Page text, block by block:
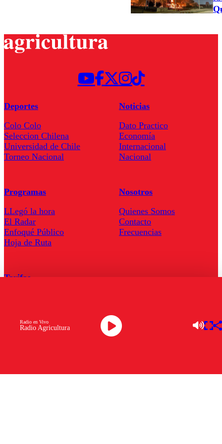
Radio Agricultura
Radio en Vivo
Deportes
Colo Colo
Seleccion Chilena
Universidad de Chile
Torneo Nacional
Noticias
Dato Practico
Economía
Internacional
Nacional
Programas
LLegó la hora
El Radar
Enfoqué Público
Hoja de Ruta
Nosotros
Quienes Somos
Contacto
Frecuencias
Tarifas
Descarga la APP